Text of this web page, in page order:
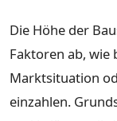
Die Höhe der
Faktoren ab, wie
Marktsituation
einzahlen.